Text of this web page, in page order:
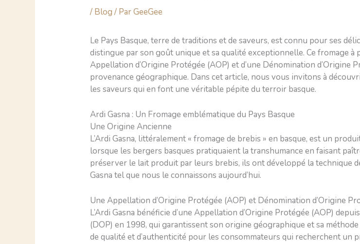
/ Blog / ParGeeGee
Le Pays Basque, terre de traditions et de saveurs, est connu pour ses
distingue par son goût unique et sa qualité exceptionnelle. Ce fromage à
Appellation d’Origine Protégée (AOP) et d’une Dénomination d’Origine
provenance géographique. Dans cet article, nous vous invitons à
les saveurs qui en font une véritable pépite du terroir basque.
Ardi Gasna : Un Fromage emblématique du Pays Basque
Une Origine Ancienne
L’Ardi Gasna, littéralement « fromage de brebis » en basque, est un
lorsque les bergers basques pratiquaient la transhumance en faisant
préserver le lait produit par leurs brebis, ils ont développé la technique
Gasna tel que nous le connaissons aujourd’hui.
Une Appellation d’Origine Protégée (AOP) et Dénomination d’Origine
L’Ardi Gasna bénéficie d’une Appellation d’Origine Protégée (AOP)
(DOP) en 1998, qui garantissent son origine géographique et sa
de qualité et d’authenticité pour les consommateurs qui recherchent un